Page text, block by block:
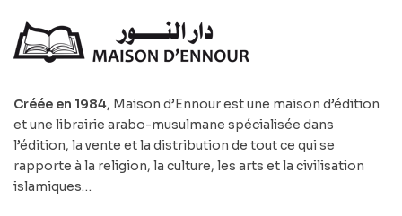
Créée en 1984, Maison d’Ennour est une maison d’édition
et une librairie arabo-musulmane spécialisée dans
l’édition, la vente et la distribution de tout ce qui se
rapporte à la religion, la culture, les arts et la civilisation
islamiques…